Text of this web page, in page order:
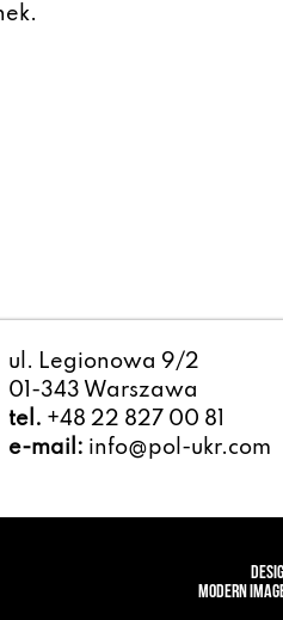
ul. Legionowa 9/2
01-343 Warszawa
tel. +48 22 827 00 81
e-mail: info@pol-ukr.com
modern